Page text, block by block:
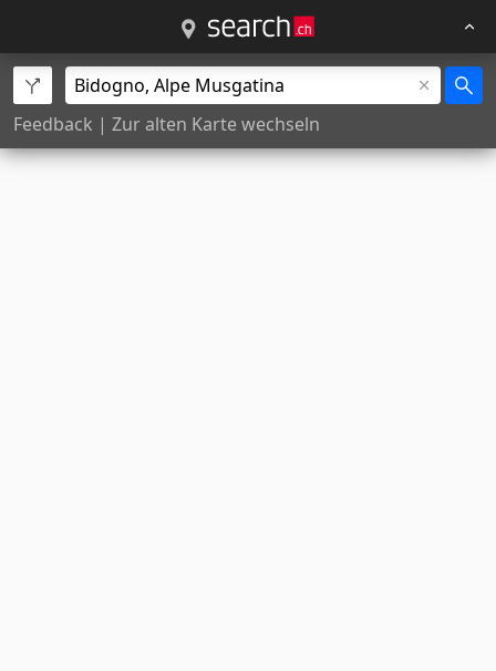
Feedback | Zur alten Karte wechseln